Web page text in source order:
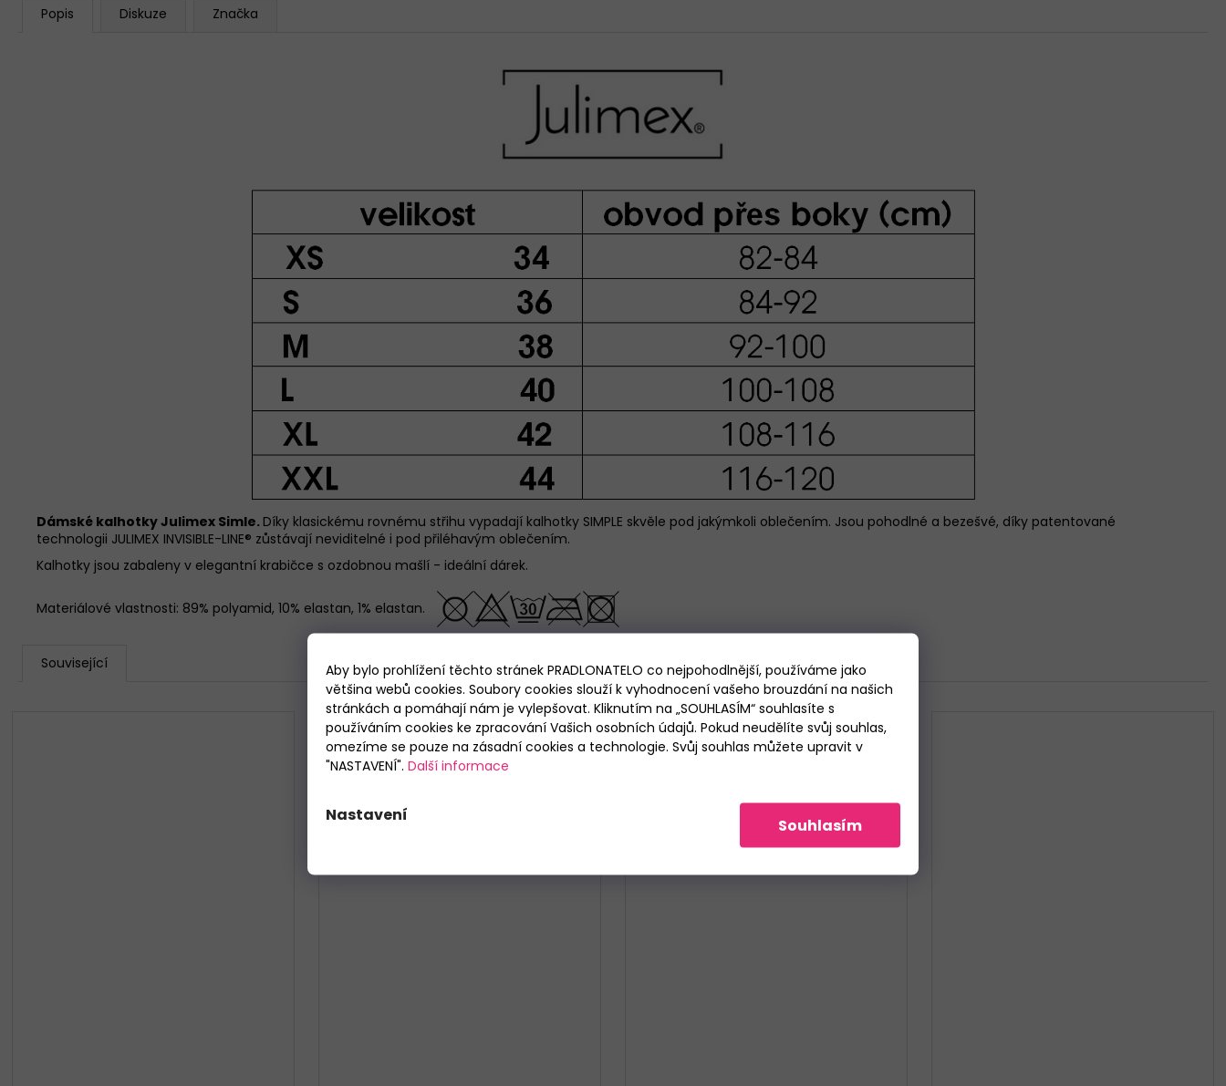
Aby bylo prohlížení těchto stránek PRADLONATELO co nejpohodlnější, používáme jako
většina webů cookies. Soubory cookies slouží k vyhodnocení vašeho brouzdání na našich
stránkách a pomáhají nám je vylepšovat. Kliknutím na „SOUHLASÍM“ souhlasíte s
používáním cookies ke zpracování Vašich osobních údajů. Pokud neudělíte svůj souhlas,
omezíme se pouze na zásadní cookies a technologie. Svůj souhlas můžete upravit v
"NASTAVENÍ". Další informace
Nastavení
Souhlasím
Popis Diskuze Značka
Dámské kalhotky Julimex Simle. Díky klasickému rovnému střihu vypadají kalhotky SIMPLE skvěle pod jakýmkoli oblečením. Jsou pohodlné a bezešvé, díky patentované
technologii JULIMEX INVISIBLE-LINE® zůstávají neviditelné i pod přiléhavým oblečením.
Kalhotky jsou zabaleny v elegantní krabičce s ozdobnou mašlí - ideální dárek.
Materiálové vlastnosti: 89% polyamid, 10% elastan, 1% elastan.
Související